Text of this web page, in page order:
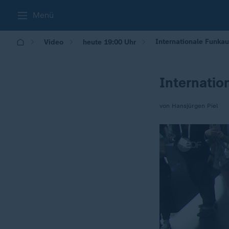
Menü
Video heute 19:00 Uhr Internationale
von Hansjürgen Piel